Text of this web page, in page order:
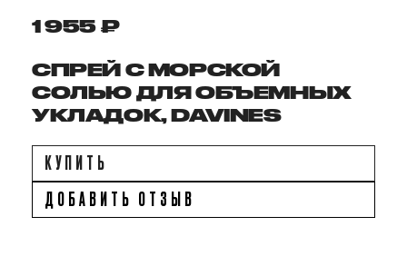
1 955 ₽
СПРЕЙ С МОРСКОЙ
СОЛЬЮ ДЛЯ ОБЪЕМНЫХ
УКЛАДОК, DAVINES
КУПИТЬ
ДОБАВИТЬ ОТЗЫВ